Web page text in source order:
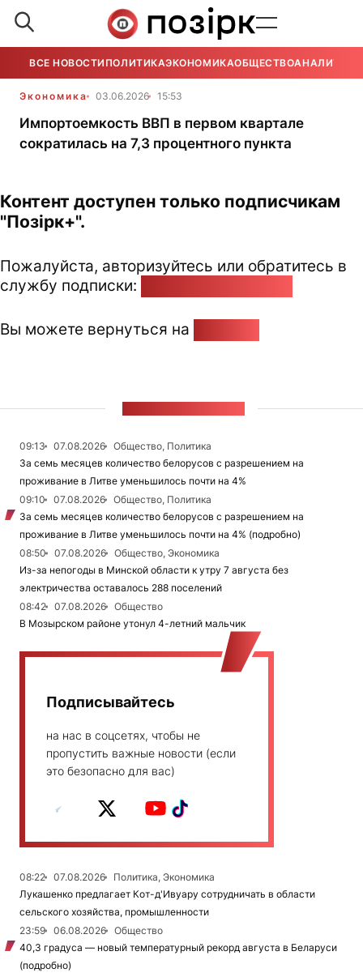
ВСЕ НОВОСТИ ПОЛИТИКАЭКОНОМИКАОБЩЕСТВОАНАЛИТИКА
Экономика 03.06.2026 15:53
Импортоемкость ВВП в первом квартале
сократилась на 7,3 процентного пункта
Контент доступен только подписчикам
"Позірк+".
Пожалуйста, авторизуйтесь или обратитесь в
службу подписки:
Вы можете вернуться на
09:13 07.08.2026
Общество, Политика
За семь месяцев количество белорусов с разрешением на
проживание в Литве уменьшилось почти на 4%
09:10
07.08.2026
Общество, Политика
За семь месяцев количество белорусов с разрешением на
проживание в Литве уменьшилось почти на 4% (подробно)
08:50
07.08.2026
Общество, Экономика
Из-за непогоды в Минской области к утру 7 августа без
электричества оставалось 288 поселений
08:42
07.08.2026
Общество
В Мозырском районе утонул 4-летний мальчик
Подписывайтесь
на нас в соцсетях, чтобы не
пропустить важные новости (если
это безопасно для вас)
08:22 07.08.2026
Политика, Экономика
Лукашенко предлагает Кот-д'Ивуару сотрудничать в области
сельского хозяйства, промышленности
23:59
06.08.2026
Общество
40,3 градуса — новый температурный рекорд августа в Беларуси
(подробно)